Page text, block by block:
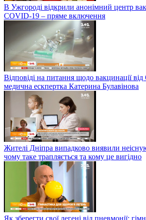
В Ужгороді відкрили анонімний центр
COVID-19 – пряме включення
Відповіді на питання щодо вакцинації
медична ескпертка Катерина Булавінова
Жителі Дніпра випадково виявили
чому таке трапляється та кому це вигідно
Як зберегти свої легені від пневмонії: